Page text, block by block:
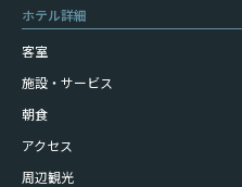
ホテル詳細
客室
施設・サービス
朝食
アクセス
周辺観光